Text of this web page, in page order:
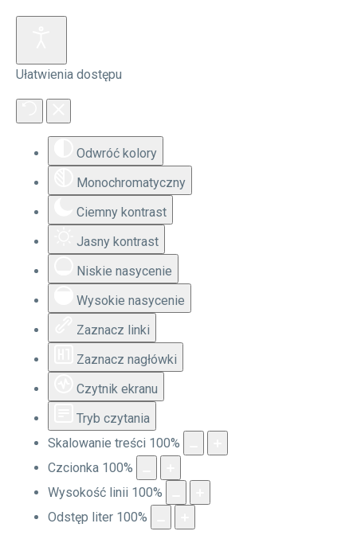
Ułatwienia dostępu
Odwróć kolory
Monochromatyczny
Ciemny kontrast
Jasny kontrast
Niskie nasycenie
Wysokie nasycenie
Zaznacz linki
Zaznacz nagłówki
Czytnik ekranu
Tryb czytania
Skalowanie treści 100%
Czcionka 100%
Wysokość linii 100%
Odstęp liter 100%